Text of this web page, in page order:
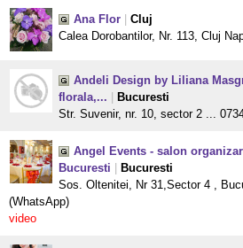
Ana Flor
Cluj
Calea Dorobantilor, Nr. 113, Cluj
Andeli Design by Liliana
florala,...
Bucuresti
Str. Suvenir, nr. 10, sector 2 ...
Angel Events - salon
Bucuresti
Bucuresti
Sos. Oltenitei, Nr 31,Sector 4 ,
(WhatsApp)
video